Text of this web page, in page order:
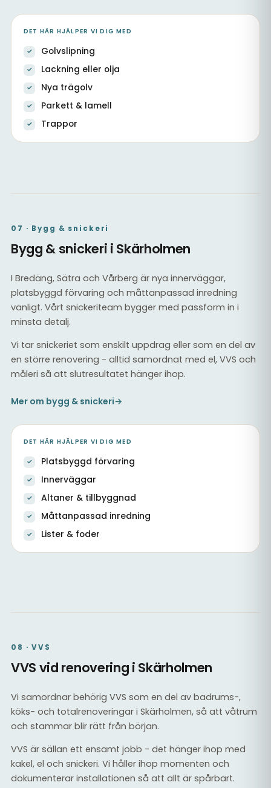
DET HÄR HJÄLPER VI DIG MED
Golvslipning
Lackning eller olja
Nya trägolv
Parkett & lamell
Trappor
Slipat och lackat trägolv
07 · Bygg & snickeri
Bygg & snickeri i Skärholmen
I Bredäng, Sätra och Vårberg är nya innerväggar,
platsbyggd förvaring och måttanpassad inredning
vanligt. Vårt snickeriteam bygger med passform in i
minsta detalj.
Vi tar snickeriet som enskilt uppdrag eller som en del av
en större renovering - alltid samordnat med el, VVS och
måleri så att slutresultatet hänger ihop.
Mer om bygg & snickeri→
DET HÄR HJÄLPER VI DIG MED
Platsbyggd förvaring
Innerväggar
Altaner & tillbyggnad
Måttanpassad inredning
Lister & foder
Platsbyggd hall med förvaring
08 · VVS
VVS vid renovering i Skärholmen
Vi samordnar behörig VVS som en del av badrums-,
köks- och totalrenoveringar i Skärholmen, så att våtrum
och stammar blir rätt från början.
VVS är sällan ett ensamt jobb - det hänger ihop med
kakel, el och snickeri. Vi håller ihop momenten och
dokumenterar installationen så att allt är spårbart.